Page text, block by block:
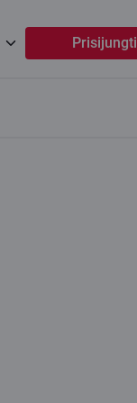
Prisijungti